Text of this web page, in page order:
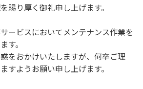
賜り厚く御礼申し上げます。
ービスにおいてメンテナンス作業を
す。
をおかけいたしますが、何卒ご理
すようお願い申し上げます。